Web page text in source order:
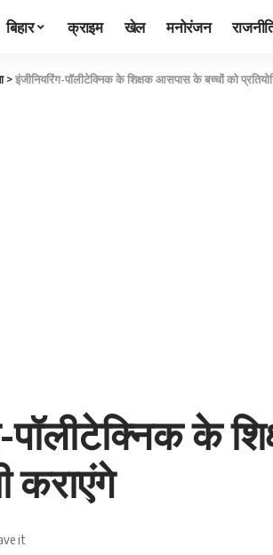
बिहार क्राइम खेल मनोरंजन
>इंजीनियरिंग-पॉलीटेक्निक के शिक्षक आसपास के बच्चों को
पॉलीटेक्निक के
कराएंगे